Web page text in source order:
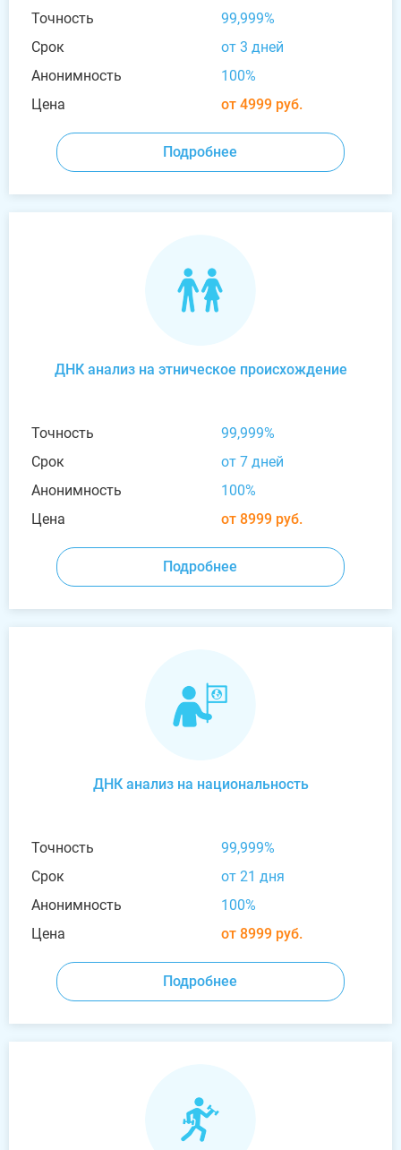
Точность
99,999%
Срок
от 3 дней
Анонимность
100%
Цена
от 4999 руб.
Подробнее
ДНК анализ на этническое происхождение
Точность
99,999%
Срок
от 7 дней
Анонимность
100%
Цена
от 8999 руб.
Подробнее
ДНК анализ на национальность
Точность
99,999%
Срок
от 21 дня
Анонимность
100%
Цена
от 8999 руб.
Подробнее